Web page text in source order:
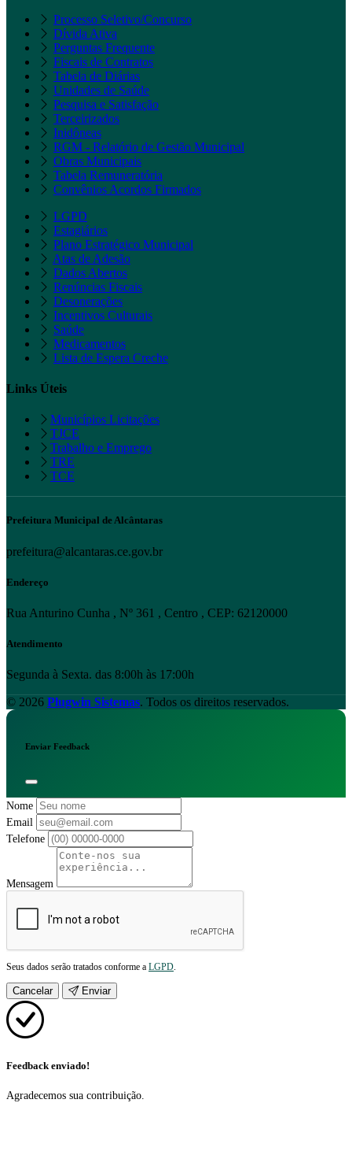
Processo Seletivo/Concurso
Dívida Ativa
Perguntas Frequente
Fiscais de Contratos
Tabela de Diárias
Unidades de Saúde
Pesquisa e Satisfação
Terceirizados
Inidôneas
RGM - Relatório de Gestão Municipal
Obras Municipais
Tabela Remuneratória
Convênios Acordos Firmados
LGPD
Estagiários
Plano Estratégico Municipal
Atas de Adesão
Dados Abertos
Renúncias Fiscais
Desonerações
Incentivos Culturais
Saúde
Medicamentos
Lista de Espera Creche
Links Úteis
Municípios Licitações
TJCE
Trabalho e Emprego
TRE
TCE
Prefeitura Municipal de Alcântaras
prefeitura@alcantaras.ce.gov.br
Endereço
Rua Anturino Cunha , Nº 361 , Centro , CEP: 62120000
Atendimento
Segunda à Sexta. das 8:00h às 17:00h
© 2026 Plugwin Sistemas. Todos os direitos reservados.
Enviar Feedback
Nome
Email
Telefone
Mensagem
Seus dados serão tratados conforme a LGPD.
Cancelar Enviar
Feedback enviado!
Agradecemos sua contribuição.